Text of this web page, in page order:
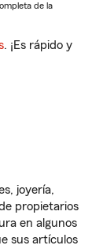
de la
. ¡Es rápido y
joyería,
propietarios
en algunos
sus artículos